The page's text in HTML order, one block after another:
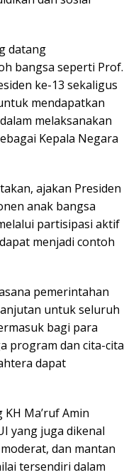
datang
bangsa seperti Prof.
ke-13 sekaligus
mendapatkan
melaksanakan
Kepala Negara
ajakan Presiden
anak bangsa
partisipasi aktif
menjadi contoh
pemerintahan
untuk seluruh
bagi para
program dan cita-cita
dapat
Ma’ruf Amin
yang juga dikenal
dan mantan
tersendiri dalam